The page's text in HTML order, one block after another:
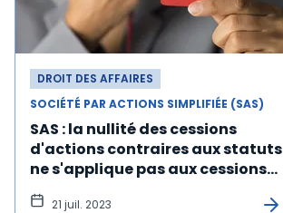
DROIT DES AFFAIRES
SOCIÉTÉ PAR ACTIONS SIMPLIFIÉE (SAS)
SAS : la nullité des cessions
d'actions contraires aux statuts
ne s'applique pas aux cessions
forcées
21 juil. 2023